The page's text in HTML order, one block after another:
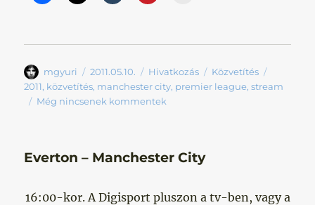
Szerző
mgyuri Közzétéve
2011.05.10. Forma
Hivatkozás Kategória
Közvetítés
2011, közvetítés, manchester city, premier league,stream
Még nincsenek kommentek
Everton – Manchester City
16:00-kor. A Digisport pluszon a tv-ben, vagy a